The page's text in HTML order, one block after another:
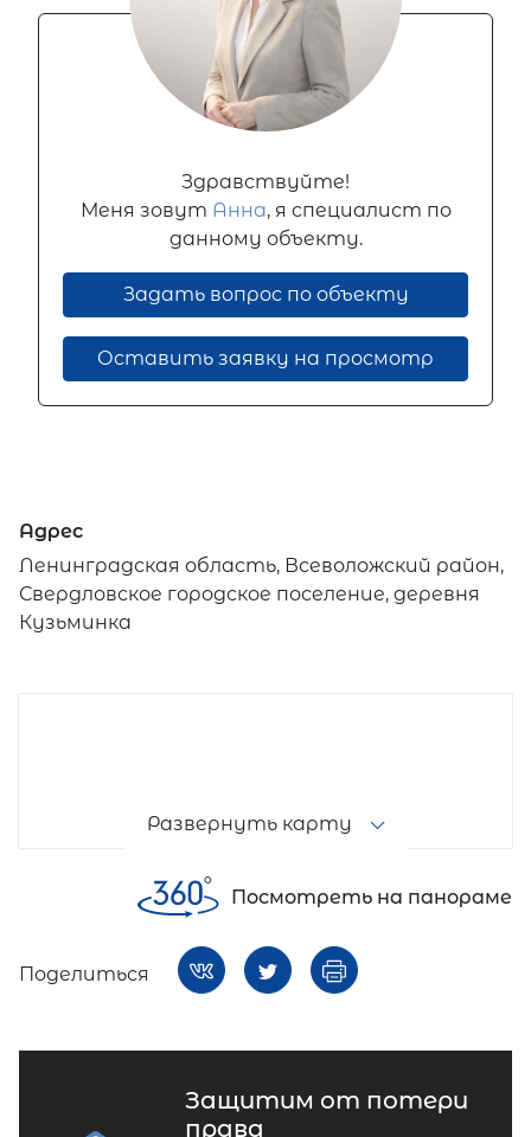
Здравствуйте!
Меня зовут Анна, я специалист по
данному объекту.
Задать вопрос по объекту
Оставить заявку на просмотр
Адрес
Ленинградская область, Всеволожский район,
Свердловское городское поселение, деревня
Кузьминка
Развернуть карту
Посмотреть на панораме
Поделиться
Защитим от потери
права